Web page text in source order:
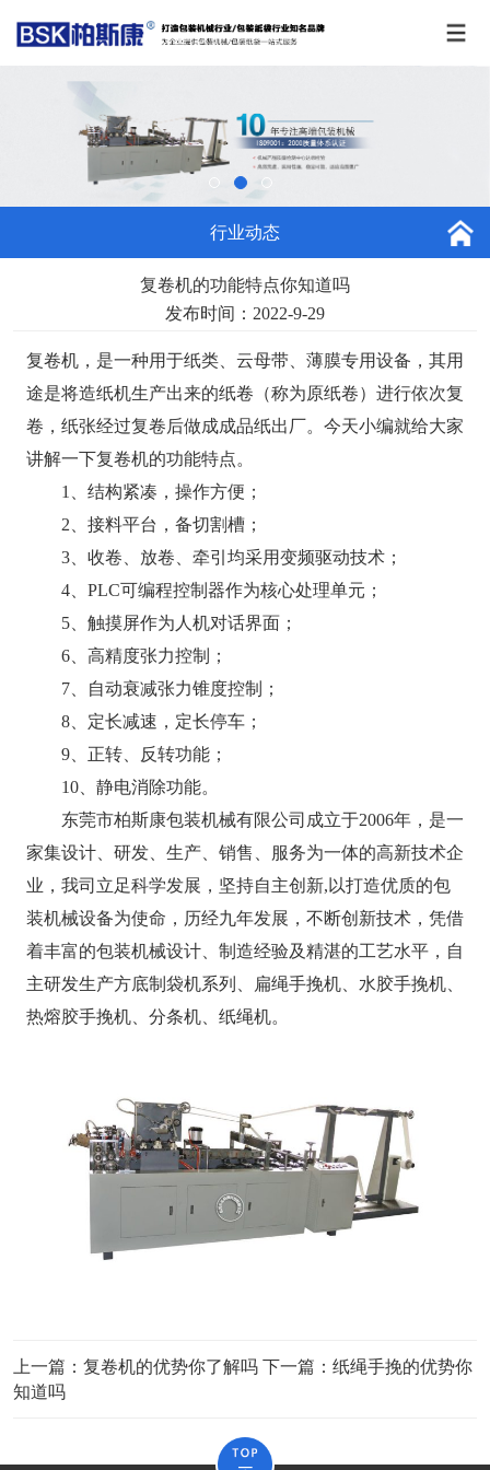
行业动态
复卷机的功能特点你知道吗
发布时间：2022-9-29
复卷机，是一种用于纸类、云母带、薄膜专用设备，其用
途是将造纸机生产出来的纸卷（称为原纸卷）进行依次复
卷，纸张经过复卷后做成成品纸出厂。今天小编就给大家
讲解一下复卷机的功能特点。
1、结构紧凑，操作方便；
2、接料平台，备切割槽；
3、收卷、放卷、牵引均采用变频驱动技术；
4、PLC可编程控制器作为核心处理单元；
5、触摸屏作为人机对话界面；
6、高精度张力控制；
7、自动衰减张力锥度控制；
8、定长减速，定长停车；
9、正转、反转功能；
10、静电消除功能。
东莞市柏斯康包装机械有限公司成立于2006年，是一
家集设计、研发、生产、销售、服务为一体的高新技术企
业，我司立足科学发展，坚持自主创新,以打造优质的包
装机械设备为使命，历经九年发展，不断创新技术，凭借
着丰富的包装机械设计、制造经验及精湛的工艺水平，自
主研发生产方底制袋机系列、扁绳手挽机、水胶手挽机、
热熔胶手挽机、分条机、纸绳机。
上一篇： 复卷机的优势你了解吗下一篇： 纸绳手挽的优势你
知道吗